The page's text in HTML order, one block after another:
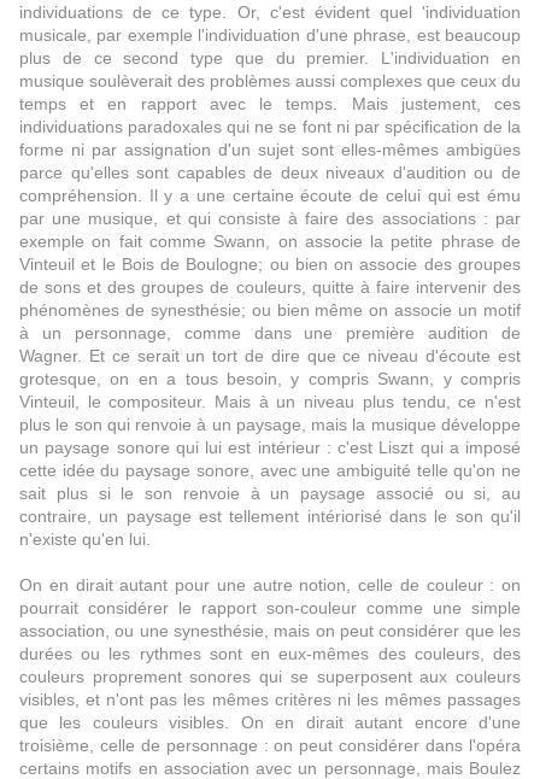
individuations de ce type. Or, c'est évident quel 'individuation
musicale, par exemple l'individuation d'une phrase, est beaucoup
plus de ce second type que du premier. L'individuation en
musique soulèverait des problèmes aussi complexes que ceux du
temps et en rapport avec le temps. Mais justement, ces
individuations paradoxales qui ne se font ni par spécification de la
forme ni par assignation d'un sujet sont elles-mêmes ambigües
parce qu'elles sont capables de deux niveaux d'audition ou de
compréhension. Il y a une certaine écoute de celui qui est ému
par une musique, et qui consiste à faire des associations : par
exemple on fait comme Swann, on associe la petite phrase de
Vinteuil et le Bois de Boulogne; ou bien on associe des groupes
de sons et des groupes de couleurs, quitte à faire intervenir des
phénomènes de synesthésie; ou bien même on associe un motif
à un personnage, comme dans une première audition de
Wagner. Et ce serait un tort de dire que ce niveau d'écoute est
grotesque, on en a tous besoin, y compris Swann, y compris
Vinteuil, le compositeur. Mais à un niveau plus tendu, ce n'est
plus le son qui renvoie à un paysage, mais la musique développe
un paysage sonore qui lui est intérieur : c'est Liszt qui a imposé
cette idée du paysage sonore, avec une ambiguité telle qu'on ne
sait plus si le son renvoie à un paysage associé ou si, au
contraire, un paysage est tellement intériorisé dans le son qu'il
n'existe qu'en lui.
On en dirait autant pour une autre notion, celle de couleur : on
pourrait considérer le rapport son-couleur comme une simple
association, ou une synesthésie, mais on peut considérer que les
durées ou les rythmes sont en eux-mêmes des couleurs, des
couleurs proprement sonores qui se superposent aux couleurs
visibles, et n'ont pas les mêmes critères ni les mêmes passages
que les couleurs visibles. On en dirait autant encore d'une
troisième, celle de personnage : on peut considérer dans l'opéra
certains motifs en association avec un personnage, mais Boulez